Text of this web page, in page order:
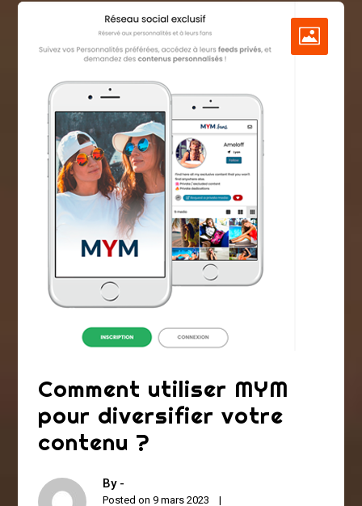
Comment utiliser MYM
pour diversifier votre
contenu ?
By -
Posted on9 mars 2023